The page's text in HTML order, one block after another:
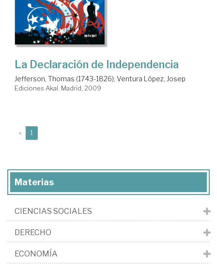
La Declaración de Independencia
Jefferson, Thomas (1743-1826); Ventura López, Josep
Ediciones Akal. Madrid, 2009
« 1
Materias
CIENCIAS SOCIALES
DERECHO
ECONOMÍA